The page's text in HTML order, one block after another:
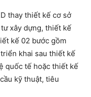
thay thiết kế cơ sở
xây dựng, thiết kế
kế 02 bước gồm
khai sau thiết kế
quốc tế hoặc thiết kế
kỹ thuật, tiêu